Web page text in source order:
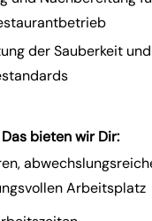
der Sauberkeit
bieten wir Dir:
Arbeitsplatz